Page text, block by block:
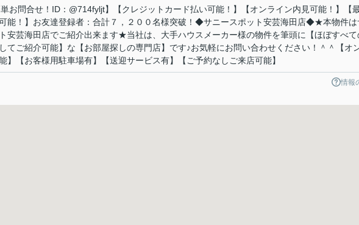
単お問合せ！ID：@714fyljt】【クレジットカード払い可能！】【オンライン内見可能！】【
能！】お友達登録者：合計７，２００名様突破！◆サニースポット安芸海田店◆★本物件は
安芸海田店でご紹介出来ます★当社は、大手ハウスメーカー様の物件を筆頭に【ほぼすべて
てご紹介可能】な【お部屋探しの専門店】です♪お気軽にお問い合わせください！＾＾【オ
】【お客様用駐車場有】【送迎サービス有】【ご予約なしご来店可能】
情報